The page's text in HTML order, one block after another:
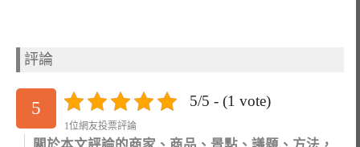
評論
5 5/5 - (1 vote)
1位網友投票評論